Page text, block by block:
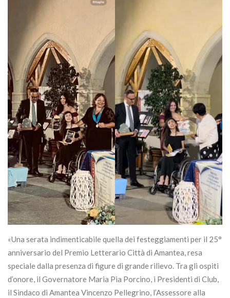
«Una serata indimenticabile quella dei festeggiamenti per il 25°
anniversario del Premio Letterario Città di Amantea, resa
speciale dalla presenza di figure di grande rilievo. Tra gli ospiti
d’onore, il Governatore Maria Pia Porcino, i Presidenti di Club,
il Sindaco di Amantea Vincenzo Pellegrino, l’Assessore alla